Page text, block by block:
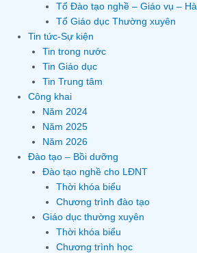
Tổ Đào tạo nghề – Giáo vụ –
Tổ Giáo dục Thường xuyên
Tin tức-Sự kiện
Tin trong nước
Tin Giáo dục
Tin Trung tâm
Công khai
Năm 2024
Năm 2025
Năm 2026
Đào tạo – Bồi dưỡng
Đào tạo nghề cho LĐNT
Thời khóa biểu
Chương trình đào tạo
Giáo dục thường xuyên
Thời khóa biểu
Chương trình học